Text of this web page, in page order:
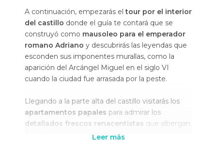
A continuación, empezarás eltour por el interior
del castillo donde el guía te contará que se
construyó como mausoleo para el emperador
romano Adriano y descubrirás las leyendas que
esconden sus imponentes murallas, como la
aparición del Arcángel Miguel en el siglo VI
cuando la ciudad fue arrasada por la peste.
Llegando a la parte alta del castillo visitarás los
apartamentos papales para admirar los
detallados frescos renacentistas que albergan.
A continuación, accederás a la
Leer más